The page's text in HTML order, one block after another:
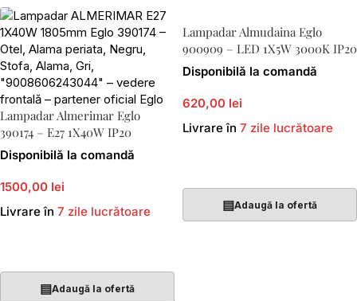
Lampadar Almerimar Eglo
390174 – E27 1X40W IP20
Disponibilă la comandă
1500,00 lei
Livrare în 7 zile lucrătoare
▤Adaugă la ofertă
Lampadar Almudaina Eglo
900909 – LED 1X5W 3000K IP20
Disponibilă la comandă
620,00 lei
Livrare în 7 zile lucrătoare
▤Adaugă la ofertă